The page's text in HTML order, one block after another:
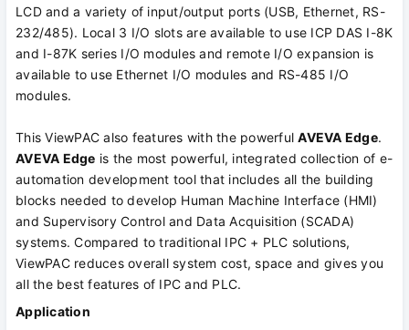
LCD and a variety of input/output ports (USB, Ethernet, RS-
232/485). Local 3 I/O slots are available to use ICP DAS I-8K
and I-87K series I/O modules and remote I/O expansion is
available to use Ethernet I/O modules and RS-485 I/O
modules.
This ViewPAC also features with the powerfulAVEVA Edge.
AVEVA Edge is the most powerful, integrated collection of e-
automation development tool that includes all the building
blocks needed to develop Human Machine Interface (HMI)
and Supervisory Control and Data Acquisition (SCADA)
systems. Compared to traditional IPC + PLC solutions,
ViewPAC reduces overall system cost, space and gives you
all the best features of IPC and PLC.
Application